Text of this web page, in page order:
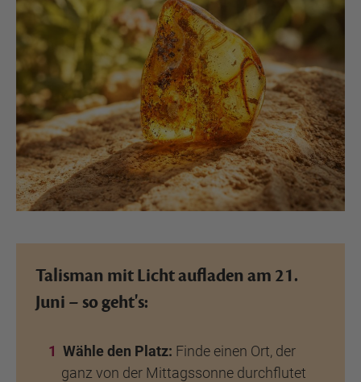
Talisman mit Licht aufladen am 21.
Juni – so geht's:
Wähle den Platz: Finde einen Ort, der
ganz von der Mittagssonne durchflutet